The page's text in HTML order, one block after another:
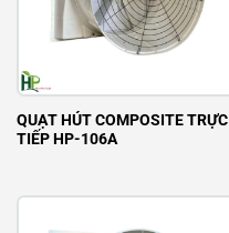
QUẠT HÚT COMPOSITE TRỰC
TIẾP HP-106A